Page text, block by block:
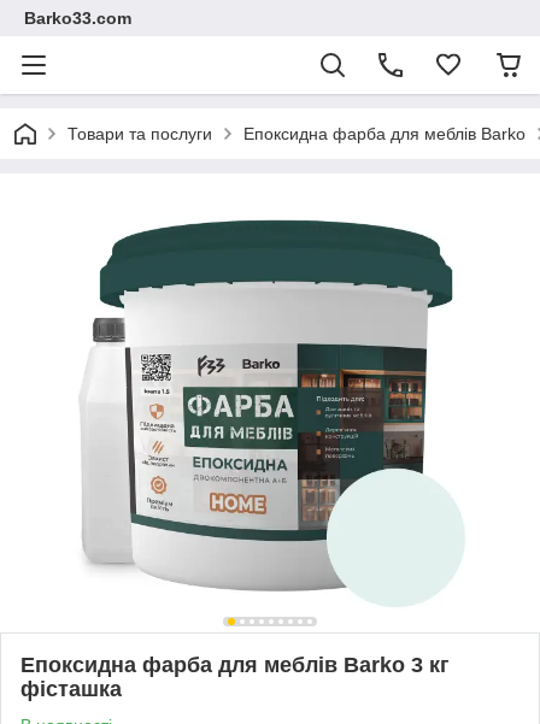
Barko33.com
Товари та послуги Епоксидна фарба для меблів Barko
Епоксидна фарба для меблів Barko 3 кг
фісташка